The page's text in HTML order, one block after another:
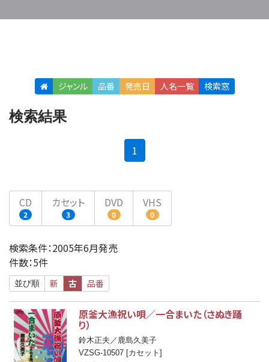
ジャンル 品番 発売日 人名一覧 検索窓
検索結果
1
CD
2
カセット
3
DVD
0
VHS
0
検索条件：2005年6月発売
件数：5件
並び順 新 古 品番
原釜大漁祝い唄／一合まいた（さぬき踊
り）
鈴木正夫／鹿島久美子
VZSG-10507 [カセット]